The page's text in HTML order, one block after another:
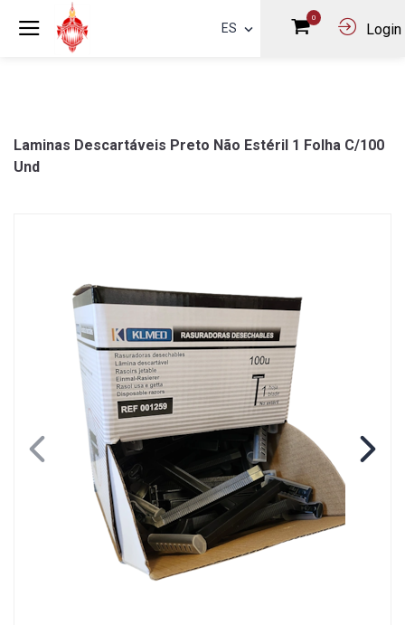
ES
0
Login
Laminas Descartáveis Preto Não Estéril 1 Folha C/100
Und